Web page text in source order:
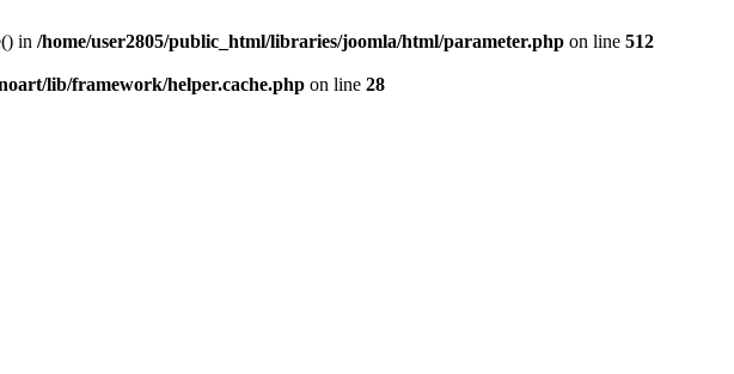
in /home/user2805/public_html/libraries/joomla/html/parameter.php on line 512
lib/framework/helper.cache.php on line 28